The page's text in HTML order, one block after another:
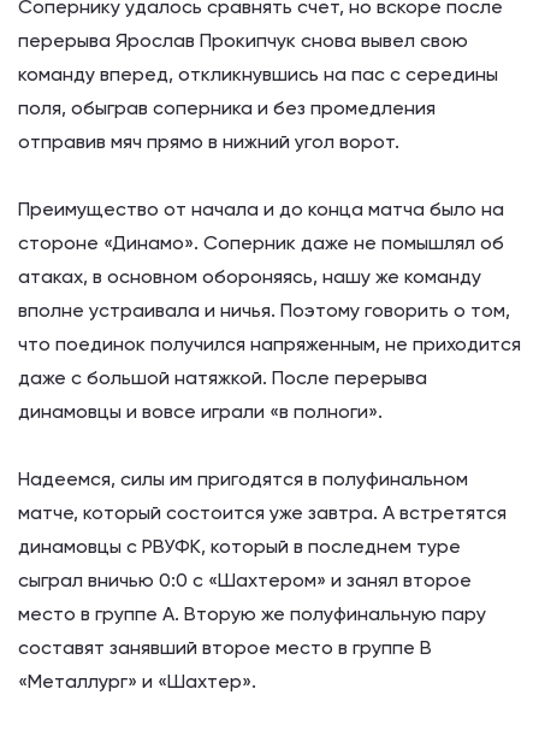
Сопернику удалось сравнять счет, но вскоре после
перерыва Ярослав Прокипчук снова вывел свою
команду вперед, откликнувшись на пас с середины
поля, обыграв соперника и без промедления
отправив мяч прямо в нижний угол ворот.
Преимущество от начала и до конца матча было на
стороне «Динамо». Соперник даже не помышлял об
атаках, в основном обороняясь, нашу же команду
вполне устраивала и ничья. Поэтому говорить о том,
что поединок получился напряженным, не приходится
даже с большой натяжкой. После перерыва
динамовцы и вовсе играли «в полноги».
Надеемся, силы им пригодятся в полуфинальном
матче, который состоится уже завтра. А встретятся
динамовцы с РВУФК, который в последнем туре
сыграл вничью 0:0 с «Шахтером» и занял второе
место в группе А. Вторую же полуфинальную пару
составят занявший второе место в группе В
«Металлург» и «Шахтер».